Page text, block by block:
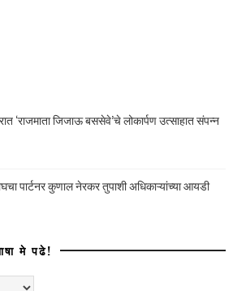
‘राजमाता जिजाऊ बससेवे’चे लोकार्पण उत्साहात संपन्न
पार्टनर कुणाल नेरकर तुपाशी अधिकाऱ्यांच्या आयडी
मे पढे!